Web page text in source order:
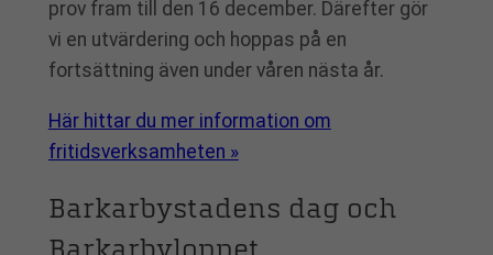
prov fram till den 16 december. Därefter gör
vi en utvärdering och hoppas på en
fortsättning även under våren nästa år.
Här hittar du mer information om
fritidsverksamheten »
Barkarbystadens dag och